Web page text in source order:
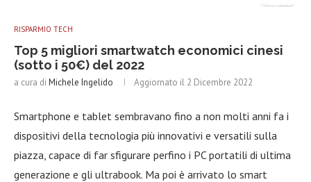
RISPARMIO TECH
Top 5 migliori smartwatch economici cinesi
(sotto i 50€) del 2022
a cura di Michele Ingelido Aggiornato il 2 Dicembre 2022
Smartphone e tablet sembravano fino a non molti anni fa i
dispositivi della tecnologia più innovativi e versatili sulla
piazza, capace di far sfigurare perfino i PC portatili di ultima
generazione e gli ultrabook. Ma poi è arrivato lo smart